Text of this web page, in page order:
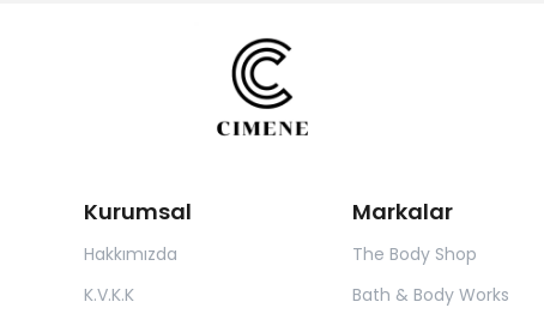
Kurumsal
Hakkımızda
K.V.K.K
Markalar
The Body Shop
Bath & Body Works